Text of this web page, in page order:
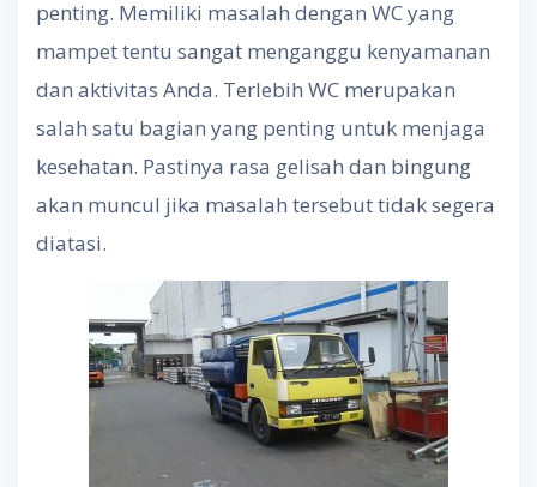
penting. Memiliki masalah dengan WC yang
mampet tentu sangat menganggu kenyamanan
dan aktivitas Anda. Terlebih WC merupakan
salah satu bagian yang penting untuk menjaga
kesehatan. Pastinya rasa gelisah dan bingung
akan muncul jika masalah tersebut tidak segera
diatasi.